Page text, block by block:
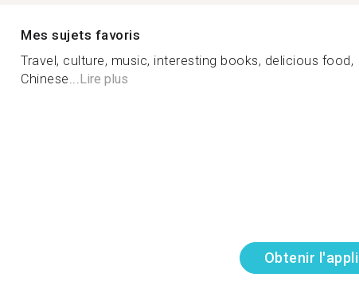
Mes sujets favoris
Travel, culture, music, interesting books, delicious food,
Chinese...Lire plus
Obtenir l'appli